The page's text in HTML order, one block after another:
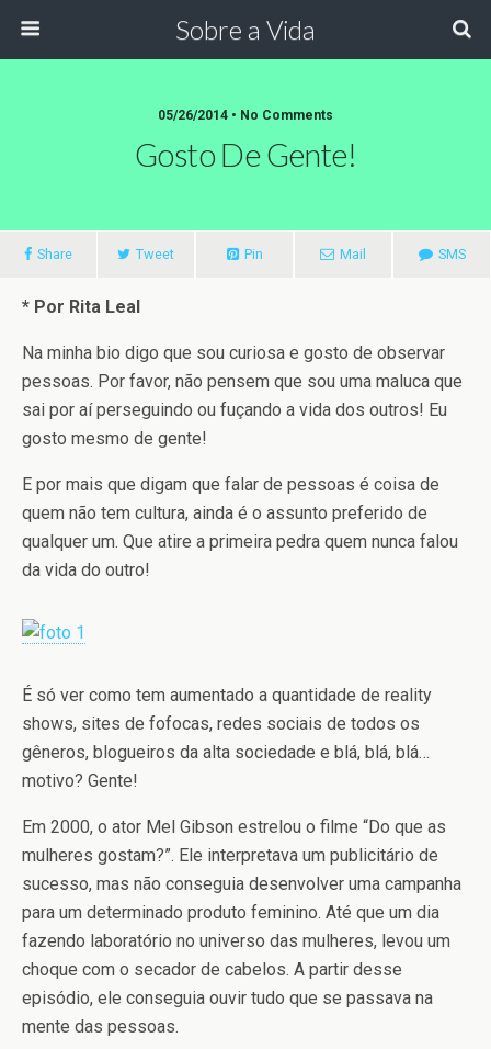
Sobre a Vida
05/26/2014 • No Comments
Gosto De Gente!
Share Tweet Pin Mail SMS
* Por Rita Leal
Na minha bio digo que sou curiosa e gosto de observar
pessoas. Por favor, não pensem que sou uma maluca que
sai por aí perseguindo ou fuçando a vida dos outros! Eu
gosto mesmo de gente!
E por mais que digam que falar de pessoas é coisa de
quem não tem cultura, ainda é o assunto preferido de
qualquer um. Que atire a primeira pedra quem nunca falou
da vida do outro!
É só ver como tem aumentado a quantidade de reality
shows, sites de fofocas, redes sociais de todos os
gêneros, blogueiros da alta sociedade e blá, blá, blá…
motivo? Gente!
Em 2000, o ator Mel Gibson estrelou o filme “Do que as
mulheres gostam?”. Ele interpretava um publicitário de
sucesso, mas não conseguia desenvolver uma campanha
para um determinado produto feminino. Até que um dia
fazendo laboratório no universo das mulheres, levou um
choque com o secador de cabelos. A partir desse
episódio, ele conseguia ouvir tudo que se passava na
mente das pessoas.